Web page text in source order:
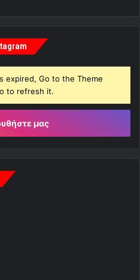
expired, Go to the Theme
to refresh it.
μας